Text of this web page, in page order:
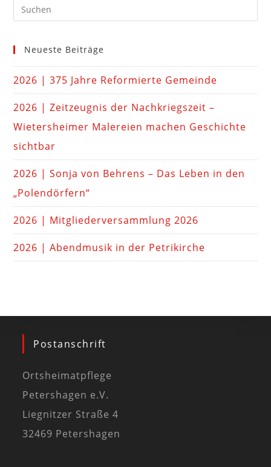
Neueste Beiträge
2026 | 375 Jahre Reformierte Gemeinde
2026 | Zeitzeugnis der Nachkriegszeit –
Wietersheimer Malereien machen Geschichte
sichtbar
2026 | Sonja von Behrens – Das Leben in den
„Polendörfern“
2026 | Mitgliederversammlung 2026
2026 | Abendmusik in der Petrikirche
Postanschrift
Ortsheimatpflege
Petershagen e.V.
Liegnitzer Straße 4
32469 Petershagen